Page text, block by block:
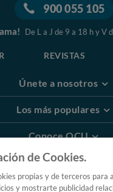
900 055 105
De L a J de 9 a 18 h y V
REVISTAS
Únete a nosotros
Los más populares
Conoce OCU
Más Información
© 2026 OCU
de Cookies.
propias y de terceros para
y mostrarte publicidad